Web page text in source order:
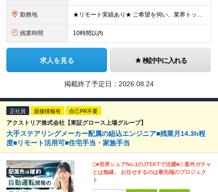
勤務地 ★リモート実績あり★ ご希望を伺い、業界トップクラス約7,000件の取引事業所数、90,000件以上のプロジェクトから検討をいたします。 全国の取引先での就業となります（沖縄を除く） ※勤務地
残業時間 10時間以内
求人を見る 検討中に入れる
掲載終了予定日： 2026.08.24
正社員 面接情報有 自己PR不要
アクストリア株式会社【東証グロース上場グループ】
大手ステアリングメーカー配属の組込エンジニア■残業月14.3h程
度■リモート活用可■住宅手当・家族手当
□■世界シェアNo.1のJTEKTで活躍■□ 案件ガチャ
とは無縁。 お任せするのは最先端のプロジェク
ト